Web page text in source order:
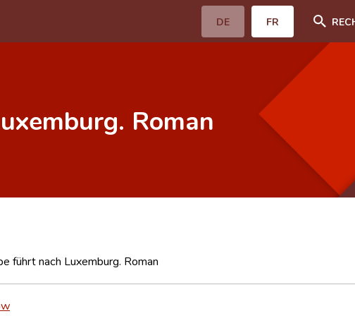
DE FR
Roman
führt nach Luxemburg. Roman